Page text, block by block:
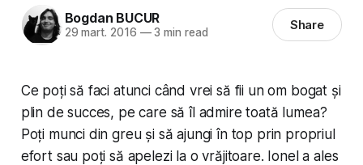
Bogdan BUCUR
29 mart. 2016 —3 min read Share
Ce poți să faci atunci când vrei să fii un om bogat și
plin de succes, pe care să îl admire toată lumea?
Poți munci din greu și să ajungi în top prin propriul
efort sau poți să apelezi la o vrăjitoare. Ionel a ales